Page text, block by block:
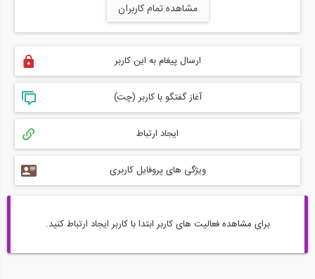
مشاهده تمام کاربران
ارسال پیغام به این کاربر
آغاز گفتگو با کاربر (چت)
ایجاد ارتباط
ویژگی های پروفایل کاربری
برای مشاهده فعالیت های کاربر ابتدا با کاربر ایجاد ارتباط کنید.